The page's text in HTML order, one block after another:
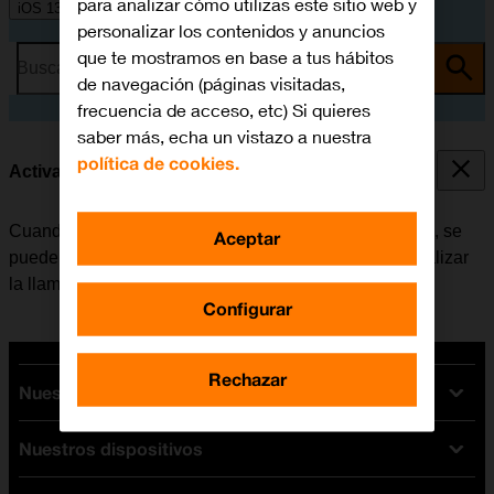
iOS 13.1
Busca por problema o tema
Activar o desactivar la llamada en espera
Cuando la función de llamada en espera está activada, se
puede responder una nueva llamada sin tener que finalizar
la llamada en curso.
Nuestras tarifas
Tarifas Orange
Tarifas fibra y móvil
Nuestros dispositivos
personalizar los contenidos y anuncios
que te mostramos en base a tus hábitos
de navegación (páginas visitadas,
frecuencia de acceso, etc) Si quieres
saber más, echa un vistazo a nuestra
política de cookies.
Configurar
Rechazar
Aceptar